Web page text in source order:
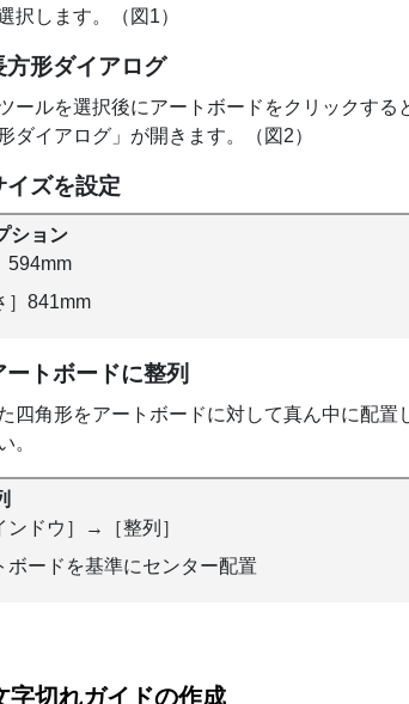
択します。（図1）
方形ダイアログ
ールを選択後にアートボードをクリックする
ダイアログ」が開きます。（図2）
イズを設定
ション
594mm
］841mm
ートボードに整列
四角形をアートボードに対して真ん中に配置
。
ンドウ］→［整列］
ボードを基準にセンター配置
字切れガイドの作成